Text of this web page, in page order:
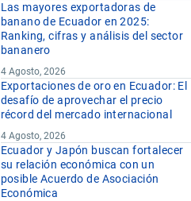
Las mayores exportadoras de
banano de Ecuador en 2025:
Ranking, cifras y análisis del sector
bananero
4 Agosto, 2026
Exportaciones de oro en Ecuador: El
desafío de aprovechar el precio
récord del mercado internacional
4 Agosto, 2026
Ecuador y Japón buscan fortalecer
su relación económica con un
posible Acuerdo de Asociación
Económica